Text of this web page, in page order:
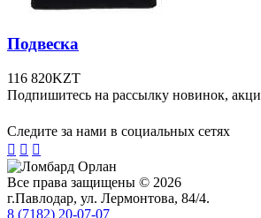
Подвеска
116 820KZT
Подпишитесь на рассылку новинок,
Следите за нами в социальных сетях
  
Все права защищены © 2026
г.Павлодар, ул. Лермонтова, 84/4.
8 (7182) 20-07-07